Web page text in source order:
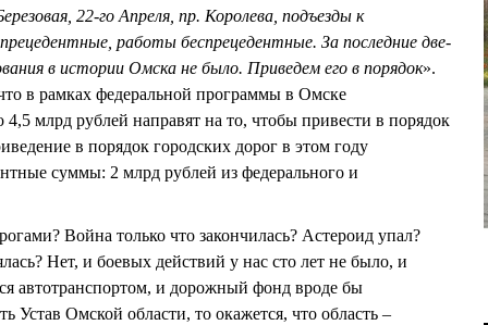
22-го Апреля, пр. Королева, подъезды к
работы беспрецедентные. За последние две-
в истории Омска не было. Приведем его в порядок».
в рамках федеральной программы в Омске
млрд рублей направят на то, чтобы привести в порядок
в порядок городских дорог в этом году
суммы: 2 млрд рублей из федерального и
Война только что закончилась? Астероид упал?
Нет, и боевых действий у нас сто лет не было, и
автотранспортом, и дорожный фонд вроде бы
Устав Омской области, то окажется, что область –